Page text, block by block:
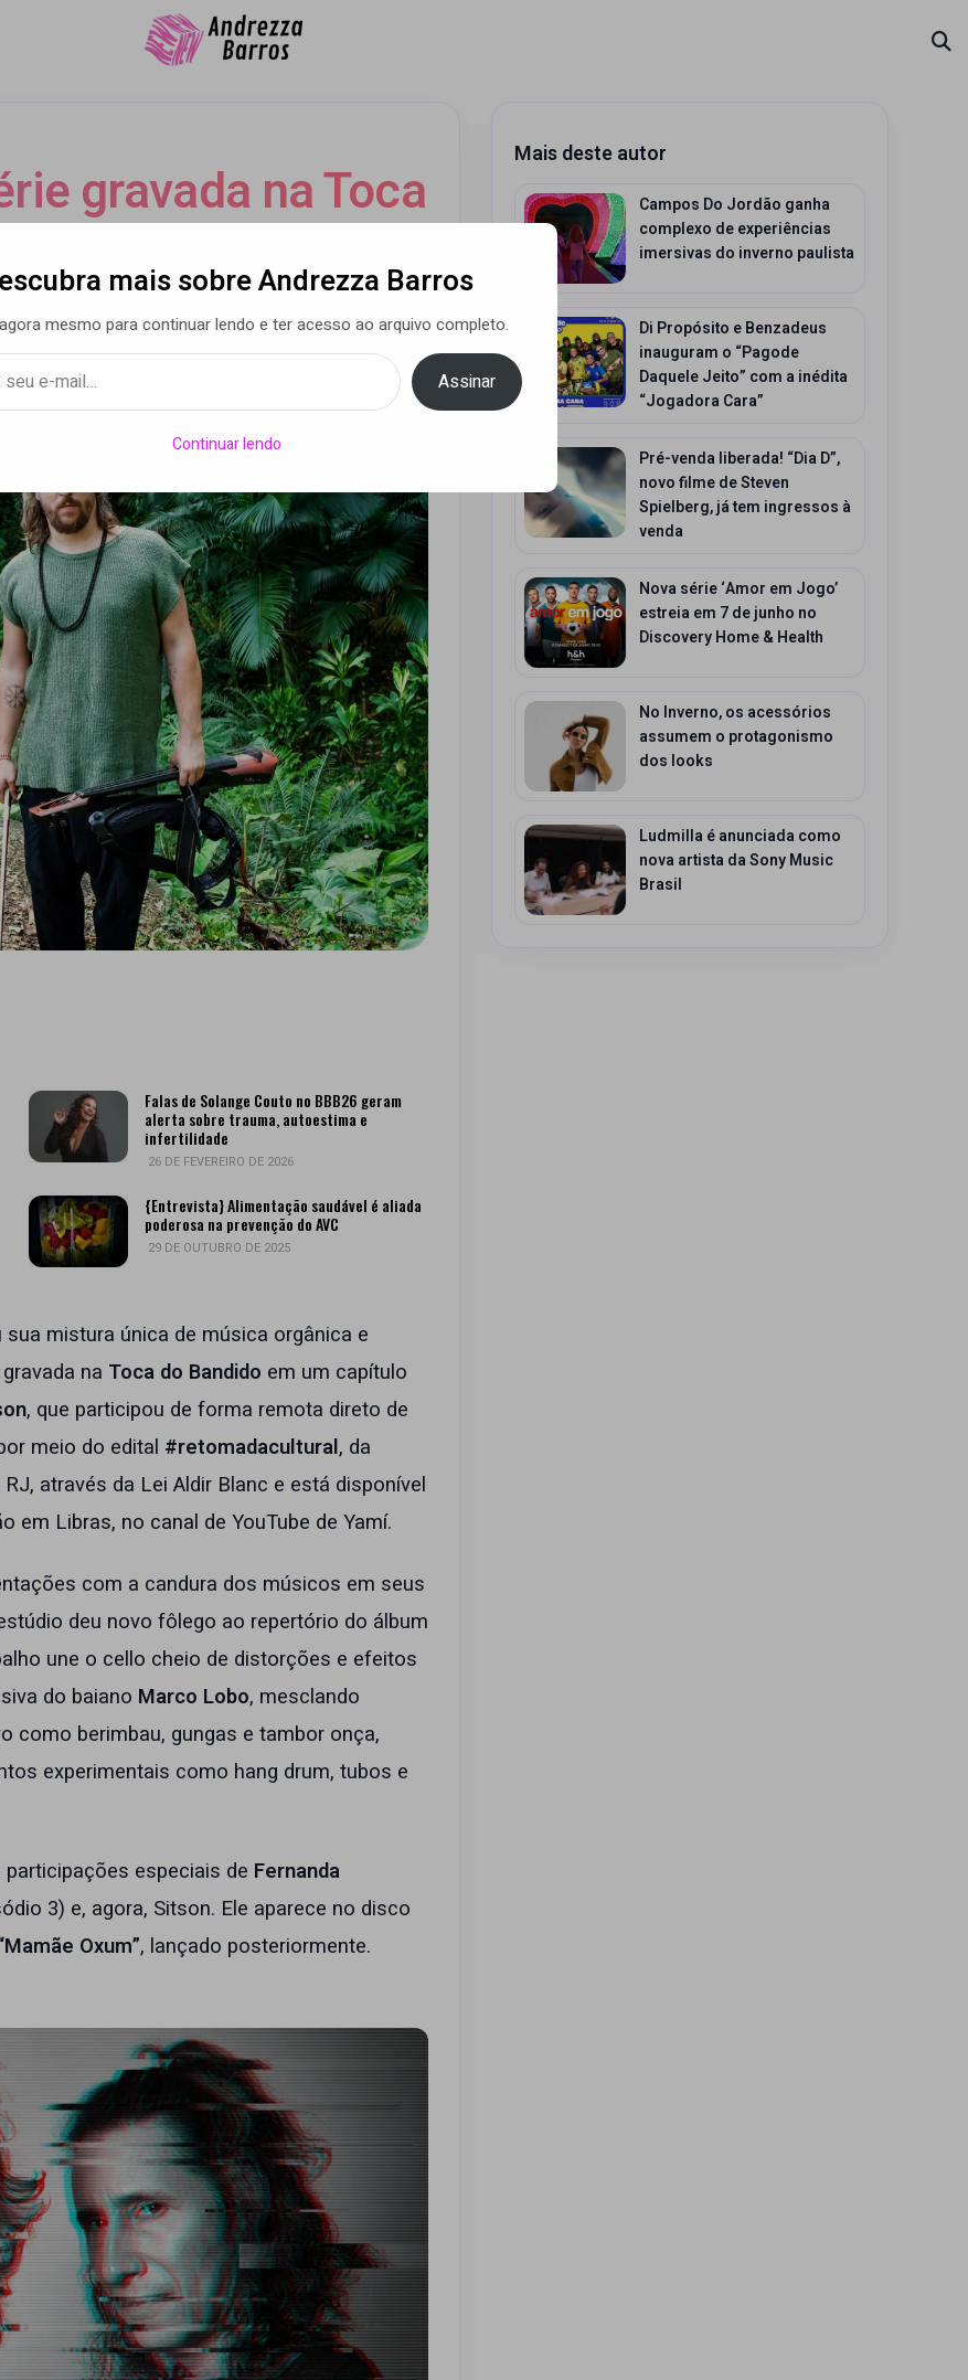
gravada na Toca
especial
Sitson
• 16 maio 2021
Falas de Solange Couto no BBB26 geram
alerta sobre trauma, autoestima e
infertilidade
26 DE FEVEREIRO DE 2026
{Entrevista} Alimentação saudável é aliada
poderosa na prevenção do AVC
29 DE OUTUBRO DE 2025
mistura única de música orgânica e
na Toca do Bandido em um capítulo
, que participou de forma remota direto de
meio do edital #retomadacultural, da
através da Lei Aldir Blanc e está disponível
Libras, no canal de YouTube de Yamí.
com a candura dos músicos em seus
deu novo fôlego ao repertório do álbum
une o cello cheio de distorções e efeitos
do baiano Marco Lobo, mesclando
como berimbau, gungas e tambor onça,
experimentais como hang drum, tubos e
especiais de Fernanda
3) e, agora, Sitson. Ele aparece no disco
Oxum”, lançado posteriormente.
Mais deste autor
Campos Do Jordão ganha
complexo de experiências
imersivas do inverno paulista
Di Propósito e Benzadeus
inauguram o “Pagode
Daquele Jeito” com a inédita
“Jogadora Cara”
Pré-venda liberada! “Dia D”,
novo filme de Steven
Spielberg, já tem ingressos à
venda
Nova série ‘Amor em Jogo’
estreia em 7 de junho no
Discovery Home & Health
No Inverno, os acessórios
assumem o protagonismo
dos looks
Ludmilla é anunciada como
nova artista da Sony Music
Brasil
mais sobre Andrezza Barros
mesmo para continuar lendo e ter acesso ao arquivo completo.
Assinar
Continuar lendo